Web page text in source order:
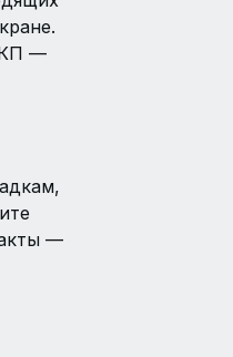
КП —
—